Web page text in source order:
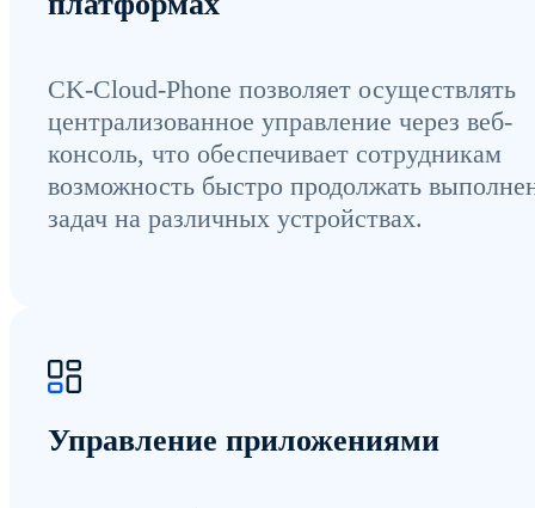
CK-Cloud-Phone позволяет осуществлять
централизованное управление через веб-
консоль, что обеспечивает сотрудникам
возможность быстро продолжать
задач на различных устройствах.
Управление приложениями